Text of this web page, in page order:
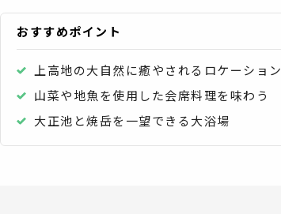
おすすめポイント
上高地の大自然に癒やされるロケーション
山菜や地魚を使用した会席料理を味わう
大正池と焼岳を一望できる大浴場